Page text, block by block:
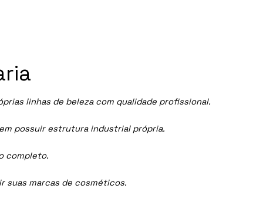
linhas de beleza com qualidade profissional.
possuir estrutura industrial própria.
completo.
suas marcas de cosméticos.